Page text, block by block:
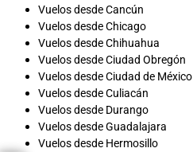
Vuelos desde Cancún
Vuelos desde Chicago
Vuelos desde Chihuahua
Vuelos desde Ciudad Obregón
Vuelos desde Ciudad de México
Vuelos desde Culiacán
Vuelos desde Durango
Vuelos desde Guadalajara
Vuelos desde Hermosillo